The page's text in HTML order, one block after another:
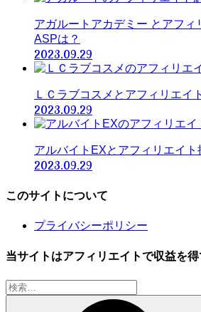
アガルートアカデミー とアフィ
ASPは？
2023.09.29
ＬＣラブコスメとアフィリエイ
2023.09.29
アルバイトEXとアフィリエイト
2023.09.29
このサイトについて
プライバシーポリシー
当サイトはアフィリエイトで収益を
検
索: